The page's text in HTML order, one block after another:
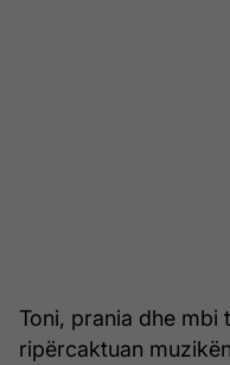
Toni, prania dhe mbi
ripërcaktuan